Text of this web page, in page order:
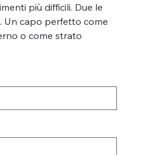
più difficili. Due le
Un capo perfetto come
o come strato